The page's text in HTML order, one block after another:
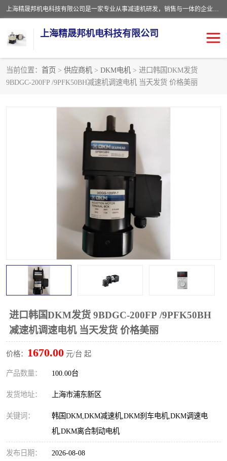
上海精晟邦机电科技有限公司是一家专业从事减速机研发，销售与一体的企业。公司拥有资深技术人员和技术团队服务人才，致力于为广大客户提供专业，细致的产品服务。主营产品有：中型减速电机，微型调速电机，精密行星减速机，蜗轮蜗杆减速机，RFKS四大系列减速机，SKM双曲面齿轮减速机，齿轮减速电机，行星减速机，防爆电机，变频器等系列；产品广泛用于汽车，船舶，能源，环保，包装，物流等领域，欢迎咨询。
上海精晟邦机电科技有限公司
当前位置： 首页 > 供应商机 > DKM电机 > 进口韩国DKM发货
9BDGC-200FP /9PFK50BH减速机调速电机 当天发货 价格美丽
进口韩国DKM发货 9BDGC-200FP /9PFK50BH
减速机调速电机 当天发货 价格美丽
价格： 1670.00 元/台 起
产品数量： 100.00台
发货地址： 上海市浦东新区
关键词：
韩国DKM,DKM减速机,DKM刹车电机,DKM调速电
机,DKM离合制动电机
发布日期： 2026-08-08
减速电机 NMRV蜗轮蜗杆减速机
精晟邦四大系列
精晟邦微型齿轮减速电机
晟邦电机
东元电机